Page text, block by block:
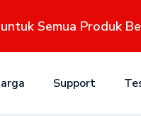
Semua Produk
Support